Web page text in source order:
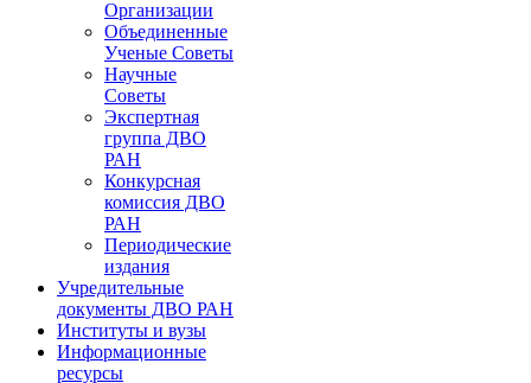
Организации
Объединенные
Ученые Советы
Научные
Советы
Экспертная
группа ДВО
РАН
Конкурсная
комиссия ДВО
РАН
Периодические
издания
Учредительные
документы ДВО РАН
Институты и вузы
Информационные
ресурсы